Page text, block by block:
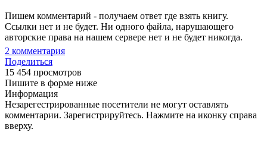
Пишем комментарий - получаем ответ где взять книгу.
Ссылки нет и не будет. Ни одного файла, нарушающего
авторские права на нашем сервере нет и не будет никогда.
2 комментария
Поделиться
15 454 просмотров
Пишите в форме ниже
Информация
Незарегестрированные посетители не могут оставлять
комментарии. Зарегистрируйтесь. Нажмите на иконку справа
вверху.